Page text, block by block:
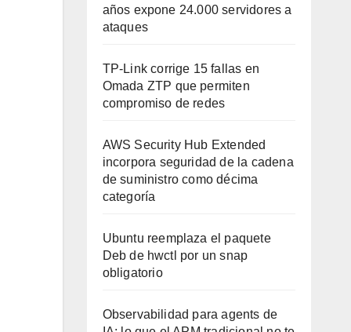
años expone 24.000 servidores a
ataques
TP-Link corrige 15 fallas en
Omada ZTP que permiten
compromiso de redes
AWS Security Hub Extended
incorpora seguridad de la cadena
de suministro como décima
categoría
Ubuntu reemplaza el paquete
Deb de hwctl por un snap
obligatorio
Observabilidad para agents de